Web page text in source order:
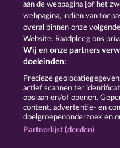
Algemene
Colofon
aan de webpagina [of het
webpagina, indien van
overal binnen onze
Website. Raadpleeg ons
Wij en onze partners
doeleinden:
Precieze
actief scannen ter
opslaan en/of openen.
content, advertentie- en
doelgroepenonderzoek en
Partnerlijst (derden)